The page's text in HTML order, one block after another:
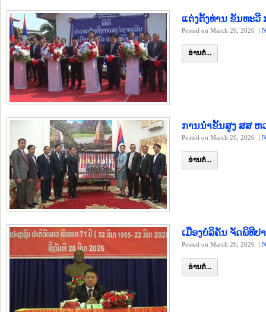
ແຕ່ງຕັ້ງທ່ານ ຂັນທະວີ
Posted on March 26, 2026 |
ອ່ານຕໍ່...
ການນຳຂັ້ນສູງ ສສ ຫ
Posted on March 26, 2026 |
ອ່ານຕໍ່...
ເມືອງບໍລິຄັນ ຈັດພິທີປ
Posted on March 26, 2026 |
ອ່ານຕໍ່...